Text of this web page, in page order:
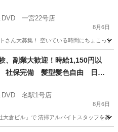
イト 1日4時間以上 週1日から
DVD 一宮22号店
8月6日
さん大募集！ 空いている時間にちょこっ
フリーダイヤル
副業大歓迎！時給1,150円以
社保完備 髪型髪色自由 日払
店舗内清掃アルバイト 1日4時
OK
DVD 名駅1号店
8月6日
倉ビル」で 清掃アルバイトスタッフを募